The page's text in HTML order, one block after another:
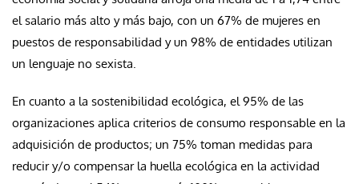
el salario más alto y más bajo, con un 67% de mujeres en
puestos de responsabilidad y un 98% de entidades utilizan
un lenguaje no sexista.
En cuanto a la sostenibilidad ecológica, el 95% de las
organizaciones aplica criterios de consumo responsable en la
adquisición de productos; un 75% toman medidas para
reducir y/o compensar la huella ecológica en la actividad